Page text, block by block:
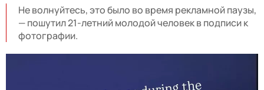
Не волнуйтесь, это было во время рекламной паузы,
— пошутил 21-летний молодой человек в подписи к
фотографии.